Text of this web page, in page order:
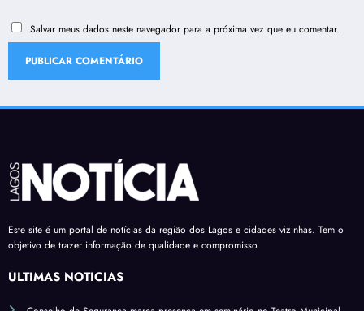
Salvar meus dados neste navegador para a próxima vez que eu comentar.
Este site é um portal de notícias da região dos Lagos e cidades vizinhas. Tem o
objetivo de trazer informação de qualidade e compromisso.
ÚLTIMAS NOTÍCIAS